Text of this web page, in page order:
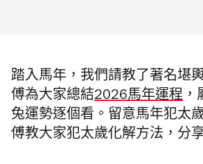
踏入馬年，我們請教了著名堪
傅為大家總結2026馬年運程
兔運勢逐個看。留意馬年犯太
傅教大家犯太歲化解方法，分